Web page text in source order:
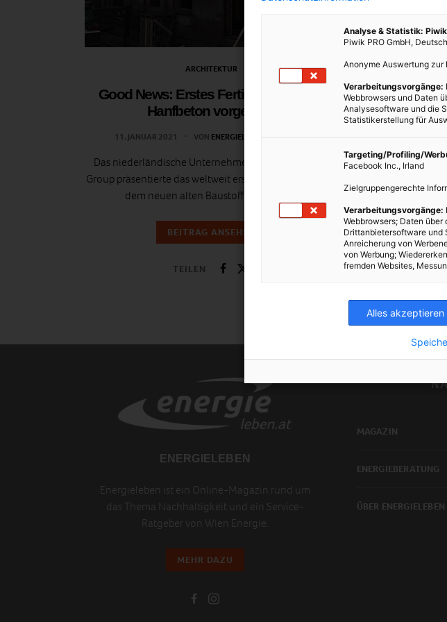
ARCHITEKTUR
Good News: Erstes Fertigteilhaus aus
Hanfbeton vorgestellt
11. JANUAR 2021 VON ENERGIELEBEN REDAKTION
Das niederländische Unternehmen Dun Agro Hemp
Group präsentierte das weltweit erste Fertigteilhaus aus
dem neuen alten Baustoff Hanfbeton.
BEITRAG ANSEHEN
TEILEN
Agile
Ein
selbst wenn man
soll das bald
ENERGIELEBEN
Energieleben ist ein Online-Magazin rund um
das Thema Nachhaltigkeit und ein Service-
Ratgeber von Wien Energie.
MEHR DAZU
MAGAZIN
ENERGIEBERATUNG
ÜBER ENERGIELEBEN
Analyse & Statistik:
Piwik PRO GmbH,
Anonyme Auswertung
Verarbeitungsvorgänge:
Webbrowsers und Daten
Analysesoftware und die
Statistikerstellung für
Targeting/Profiling/
Facebook Inc., Irland
Zielgruppengerechte
Verarbeitungsvorgänge:
Webbrowsers; Daten
Drittanbietersoftware und
Anreicherung von
von Werbung;
fremden Websites,
Alles akzeptieren